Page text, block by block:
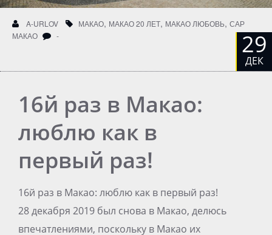
A-URLOV МАКАО, МАКАО 20 ЛЕТ, МАКАО ЛЮБОВЬ, САР
МАКАО
- 29
ДЕК
16й раз в Макао:
люблю как в
первый раз!
16й раз в Макао: люблю как в первый раз!
28 декабря 2019 был снова в Макао, делюсь
впечатлениями, поскольку в Макао их